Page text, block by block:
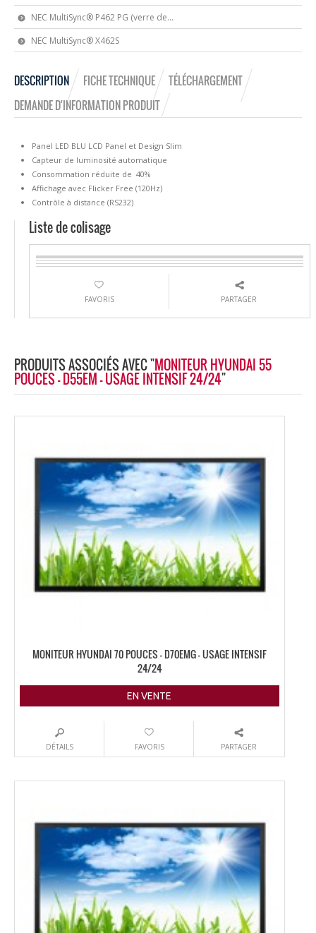
NEC MultiSync® P462 PG (verre de...
NEC MultiSync® X462S
DESCRIPTION FICHE TECHNIQUE
TÉLÉCHARGEMENT
DEMANDE D'INFORMATION PRODUIT
Panel LED BLU LCD Panel et Design Slim
Capteur de luminosité automatique
Consommation réduite de 40%
Affichage avec Flicker Free (120Hz)
Contrôle à distance (RS232)
Liste de colisage
FAVORIS PARTAGER
PRODUITS ASSOCIÉS AVEC "MONITEUR HYUNDAI 55
POUCES - D55EM - USAGE INTENSIF 24/24"
MONITEUR HYUNDAI 70 POUCES – D70EMG – USAGE INTENSIF
24/24
EN VENTE
DÉTAILS FAVORIS PARTAGER